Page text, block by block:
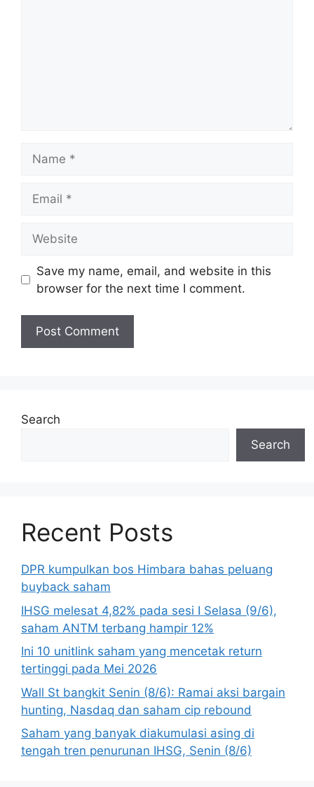
Save my name, email, and website in this
browser for the next time I comment.
Search
Search
Recent Posts
DPR kumpulkan bos Himbara bahas peluang
buyback saham
IHSG melesat 4,82% pada sesi I Selasa (9/6),
saham ANTM terbang hampir 12%
Ini 10 unitlink saham yang mencetak return
tertinggi pada Mei 2026
Wall St bangkit Senin (8/6): Ramai aksi bargain
hunting, Nasdaq dan saham cip rebound
Saham yang banyak diakumulasi asing di
tengah tren penurunan IHSG, Senin (8/6)